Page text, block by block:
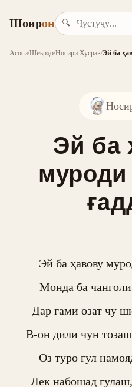
Шоирон 🔍
Асосӣ/Шеърҳо/Носири Хусрав/Эй ба
Эй ба
муроди
Эй ба ҳавову
Монда ба
Дар ғами озат чу
В-он дили чун
Оз туро гул
Лек набошад